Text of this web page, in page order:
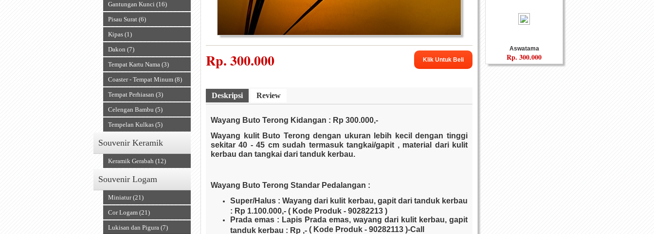
Gantungan Kunci (16)
Pisau Surat (6)
Kipas (1)
Dakon (7)
Tempat Kartu Nama (3)
Coaster - Tempat Minum (8)
Tempat Perhiasan (3)
Celengan Bambu (5)
Tempelan Kulkas (5)
Souvenir Keramik
Keramik Gerabah (12)
Souvenir Logam
Miniatur (21)
Cor Logam (21)
Lukisan dan Pigura (7)
Rp.300.000 Klik Untuk Beli
Deskripsi Review
Wayang Buto Terong Kidangan : Rp 300.000,-
Wayang kulit Buto Terong dengan ukuran lebih kecil dengan tinggi
sekitar 40 - 45 cm sudah termasuk tangkai/gapit , material dari kulit
kerbau dan tangkai dari tanduk kerbau.
Wayang Buto Terong Standar Pedalangan :
Super/Halus : Wayang dari kulit kerbau, gapit dari tanduk kerbau
: Rp 1.100.000,- ( Kode Produk - 90282213 )
Prada emas : Lapis Prada emas, wayang dari kulit kerbau, gapit
tanduk kerbau : Rp ,- ( Kode Produk - 90282113 )-Call
Aswatama
Rp. 300.000